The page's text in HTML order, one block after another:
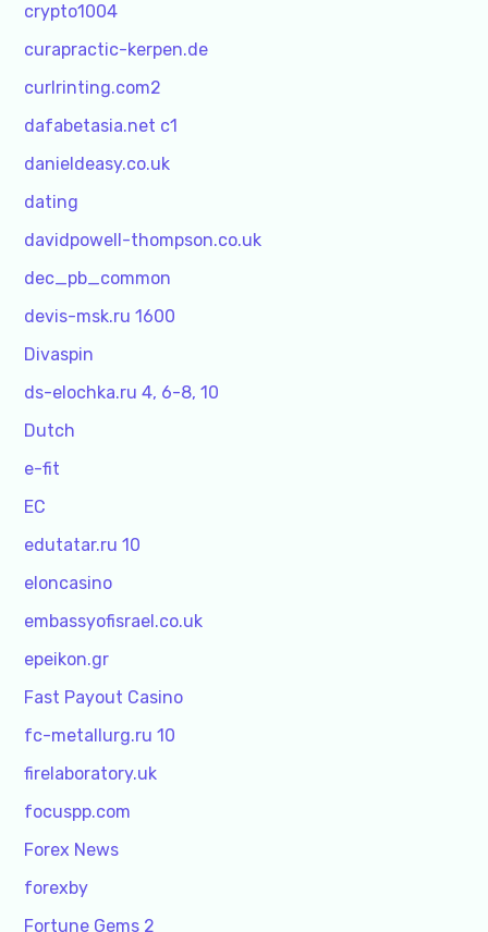
crypto1004
curapractic-kerpen.de
curlrinting.com2
dafabetasia.net c1
danieldeasy.co.uk
dating
davidpowell-thompson.co.uk
dec_pb_common
devis-msk.ru 1600
Divaspin
ds-elochka.ru 4, 6-8, 10
Dutch
e-fit
EC
edutatar.ru 10
eloncasino
embassyofisrael.co.uk
epeikon.gr
Fast Payout Casino
fc-metallurg.ru 10
firelaboratory.uk
focuspp.com
Forex News
forexby
Fortune Gems 2